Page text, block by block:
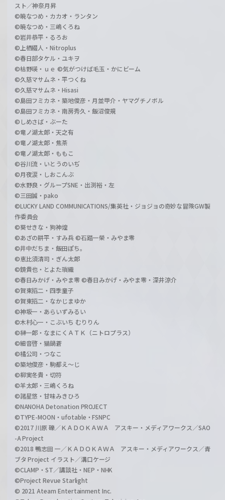
スト／神奈月昇
©暁なつめ・カカオ・ランタン
©暁なつめ・三嶋くろね
©岩井恭平・るろお
©上栖綴人・Nitroplus
©春日部タケル・ユキヲ
©枯野瑛・ｕｅ ©気がつけば毛玉・かにビーム
©久慈マサムネ・平つくね
©久慈マサムネ・Hisasi
©島田フミカネ・築地俊彦・月並甲介・ヤマグチノボル
©島田フミカネ・南房秀久・飯沼俊規
©しめさば・ぶーた
©竜ノ湖太郎・天之有
©竜ノ湖太郎・焦茶
©竜ノ湖太郎・ももこ
©谷川流・いとうのいぢ
©月夜涙・しおこんぶ
©水野良・グループSNE・出渕裕・左
©三田誠・pako
©LUCKY LAND COMMUNICATIONS/集英社・ジョジョの奇妙な冒険GW製
作委員会
©葵せきな・狗神煌
©あざの耕平・すみ兵 ©石踏一榮・みやま零
©井中だちま・飯田ぽち。
©恵比須清司・ぎん太郎
©鏡貴也・とよた瑣織
©春日みかげ・みやま零 ©春日みかげ・みやま零・深井涼介
©賀東招二・四季童子
©賀東招二・なかじまゆか
©神坂一・あらいずみるい
©木村心一・こぶいち むりりん
©榊一郎・なまにくＡＴＫ（ニトロプラス）
©細音啓・猫鍋蒼
©橘公司・つなこ
©築地俊彦・駒都え～じ
©柳実冬貴・切符
©羊太郎・三嶋くろね
©諸星悠・甘味みきひろ
©NANOHA Detonation PROJECT
©TYPE-MOON・ufotable・FSNPC
©2017 川原 礫／ＫＡＤＯＫＡＷＡ アスキー・メディアワークス／SAO
-A Project
©2018 鴨志田 一／ＫＡＤＯＫＡＷＡ アスキー・メディアワークス／青
ブタ Project イラスト／溝口ケージ
©CLAMP・ST／講談社・NEP・NHK
©Project Revue Starlight
© 2021 Ateam Entertainment Inc.